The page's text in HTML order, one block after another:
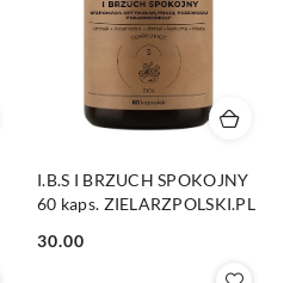
I.B.S I BRZUCH SPOKOJNY
60 kaps. ZIELARZPOLSKI.PL
Cena:
30.00